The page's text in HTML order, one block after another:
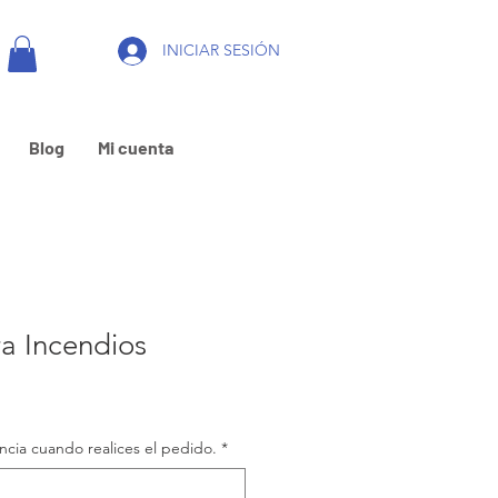
INICIAR SESIÓN
Blog Mi cuenta
Incendios
cuando realices el pedido. *